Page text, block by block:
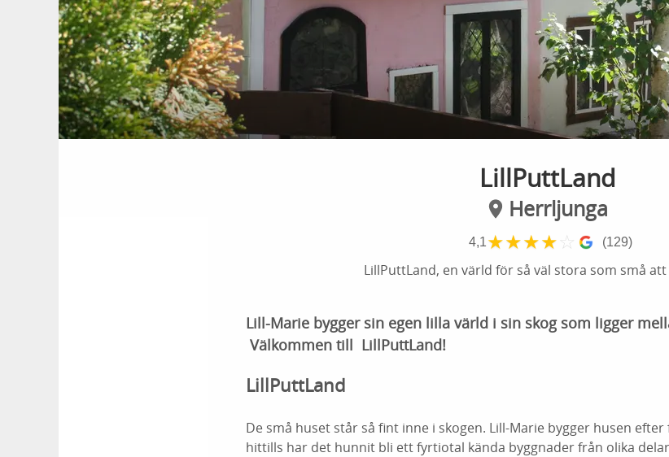
LillPuttLand
Herrljunga
4,1★★★★ ☆ (129)
LillPuttLand, en värld för så väl stora som små
Lill-Marie bygger sin egen lilla värld i sin skog som ligger
Välkommen till LillPuttLand!
LillPuttLand
De små huset står så fint inne i skogen. Lill-Marie bygger husen
hittills har det hunnit bli ett fyrtiotal kända byggnader från olika